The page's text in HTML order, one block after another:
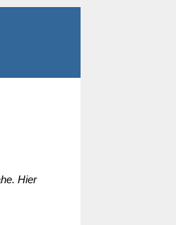
Hier